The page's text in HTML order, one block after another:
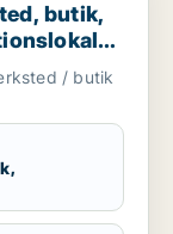
butik,
NV/ butik